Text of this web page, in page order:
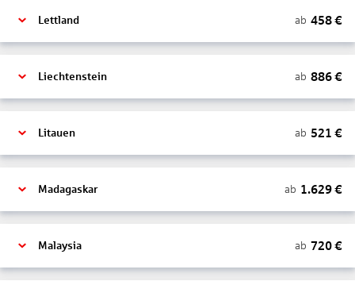
Lettland ab 458€
Liechtenstein ab 886€
Litauen ab 521 €
Madagaskar ab 1.629€
Malaysia ab 720€